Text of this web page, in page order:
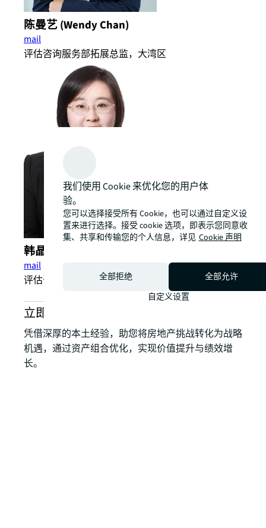
陈曼艺 (Wendy Chan)
mail
评估咨询服务部拓展总监，大湾区
韩晶 (Kathryn Han)
mail
评估咨询服务部资深董事，中国区
立即咨询我们的可持续发展服务
凭借深厚的本土经验，助您将房地产挑战转化为战略
机遇，通过资产组合优化，实现价值提升与绩效增
长。
我们使用 Cookie 来优化您的用户体
验。
您可以选择接受所有 Cookie，也可以通过自定义设
置来进行选择。接受 cookie 选项，即表示您同意收
集、共享和传输您的个人信息，详见 Cookie 声明
全部拒绝
全部允许
自定义设置